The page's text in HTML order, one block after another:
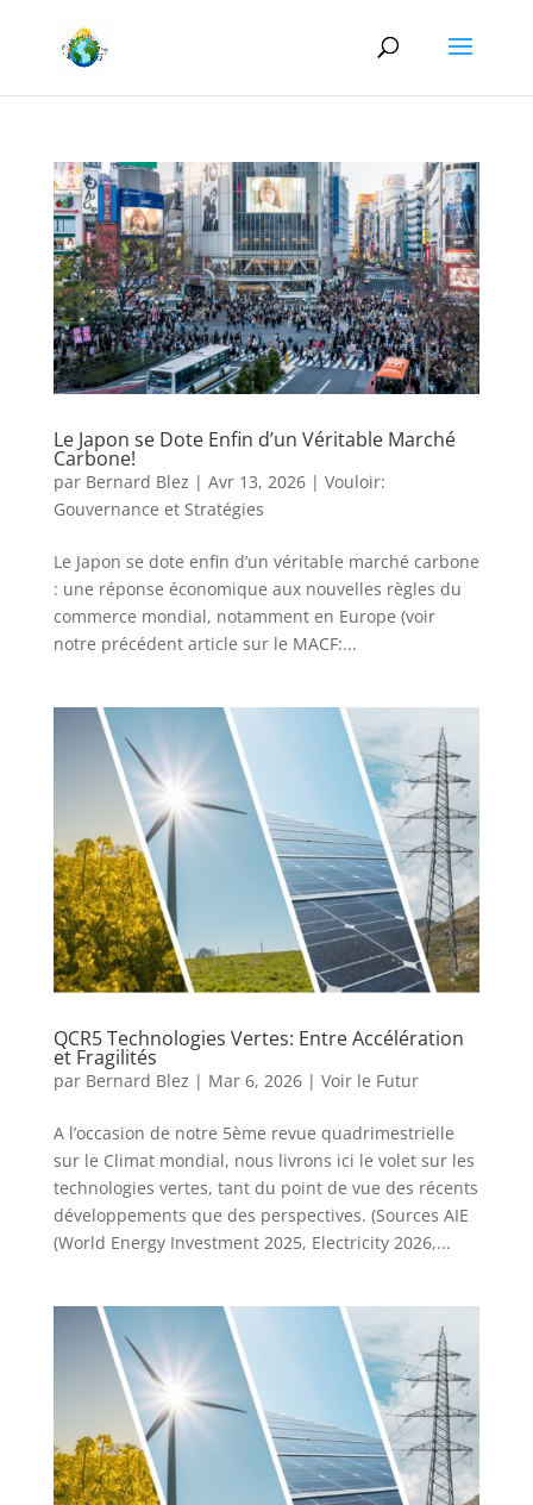
Le Japon se Dote Enfin d’un Véritable Marché
Carbone!
par Bernard Blez | Avr 13, 2026| Vouloir:
Gouvernance et Stratégies
Le Japon se dote enfin d’un véritable marché carbone
: une réponse économique aux nouvelles règles du
commerce mondial, notamment en Europe (voir
notre précédent article sur le MACF:...
QCR5 Technologies Vertes: Entre Accélération
et Fragilités
par Bernard Blez | Mar 6, 2026| Voir le Futur
A l’occasion de notre 5ème revue quadrimestrielle
sur le Climat mondial, nous livrons ici le volet sur les
technologies vertes, tant du point de vue des récents
développements que des perspectives. (Sources AIE
(World Energy Investment 2025, Electricity 2026,...